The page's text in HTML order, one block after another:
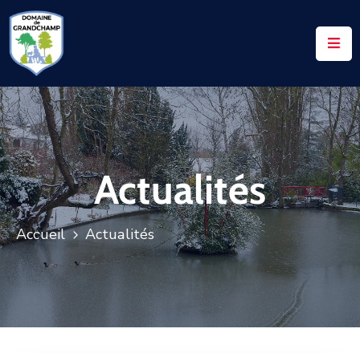
ACCUEIL
LE
DOMAINE
VOS
DEMANDES
NOTAIRES
CONTACTS
UTILES
Actualités
Accueil Actualités